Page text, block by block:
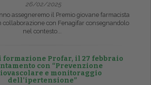
26/02/2025
assegneremo il Premio giovane farmacista
collaborazione con Fenagifar consegnandolo
nel contesto...
formazione Profar, il 27 febbraio
con “Prevenzione
e monitoraggio
dell’ipertensione”